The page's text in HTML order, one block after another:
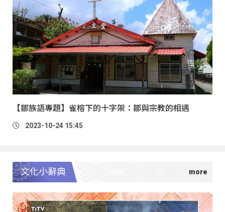
【鄒族語專題】雀榕下的十字架：鄒與宗教的相遇
2023-10-24 15:45
文化小辭典